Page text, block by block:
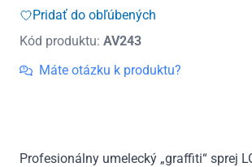
(LP162)
400ml
Pridať do obľúbených
Kód produktu: AV243
Máte otázku k produktu?
Profesionálny umelecký „graffiti“ sprej